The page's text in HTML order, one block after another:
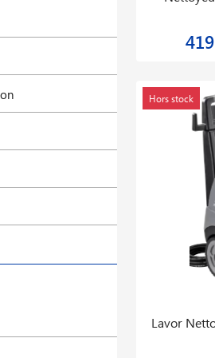
Hors stock
Lavor